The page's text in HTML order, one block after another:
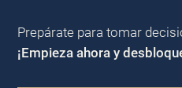
Prepárate para tomar
¡Empieza ahora y